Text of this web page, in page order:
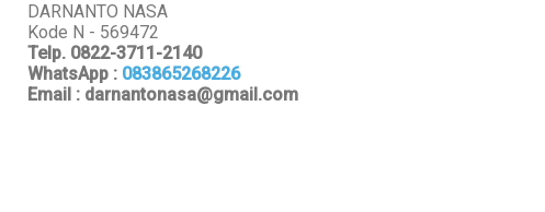
DARNANTO NASA
Kode N - 569472
Telp. 0822-3711-2140
WhatsApp : 083865268226
Email : darnantonasa@gmail.com